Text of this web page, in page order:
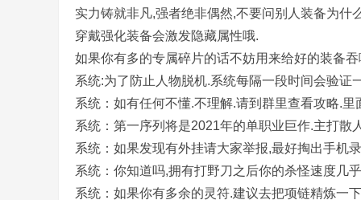
实力铸就非凡,强者绝非偶然,不要问别人装备为
穿戴强化装备会激发隐藏属性哦.
如果你有多的专属碎片的话不妨用来给好的装备
系统:为了防止人物脱机.系统每隔一段时间会验证
系统：如有任何不懂.不理解.请到群里查看攻略.里
系统：第一序列将是2021年的单职业巨作.主打散
系统：如果发现有外挂请大家举报,最好掏出手机
系统：你知道吗,拥有打野刀之后你的杀怪速度几
系统：如果你有多余的灵符.建议去把项链精炼一